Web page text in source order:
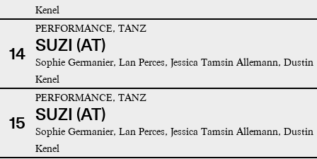
Kenel
14
PERFORMANCE, TANZ
SUZI (AT)
Sophie Germanier, Lan Perces, Jessica Tamsin Allemann, Dustin
Kenel
15
PERFORMANCE, TANZ
SUZI (AT)
Sophie Germanier, Lan Perces, Jessica Tamsin Allemann, Dustin
Kenel